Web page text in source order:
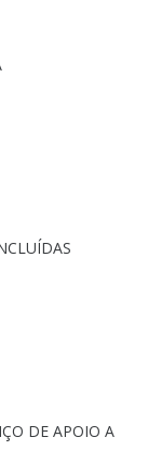
DE APOIO A